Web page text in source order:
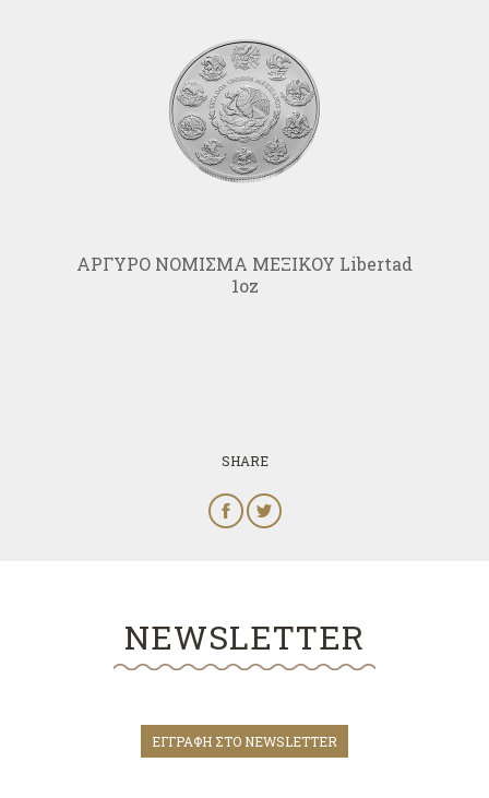
ΑΡΓΥΡΟ ΝΟΜΙΣΜΑ ΜΕΞΙΚΟΥ Libertad
1oz
SHARE
NEWSLETTER
ΕΓΓΡΑΦΗ ΣΤΟ NEWSLETTER